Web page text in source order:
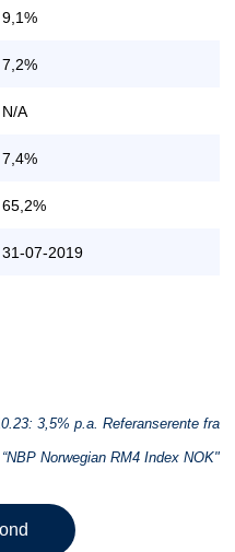
9,1%
7,2%
N/A
7,4%
65,2%
31-07-2019
3,5% p.a. Referanserente fra
Norwegian RM4 Index NOK"